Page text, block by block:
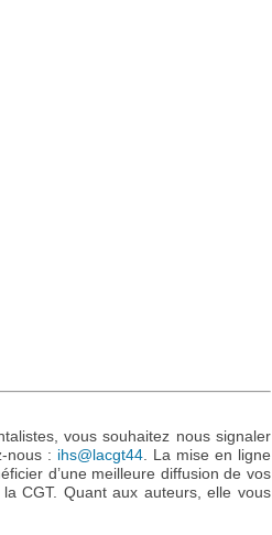
vous souhaitez nous signaler
nous : ihs@lacgt44. La mise en ligne
d’une meilleure diffusion de vos
CGT. Quant aux auteurs, elle vous